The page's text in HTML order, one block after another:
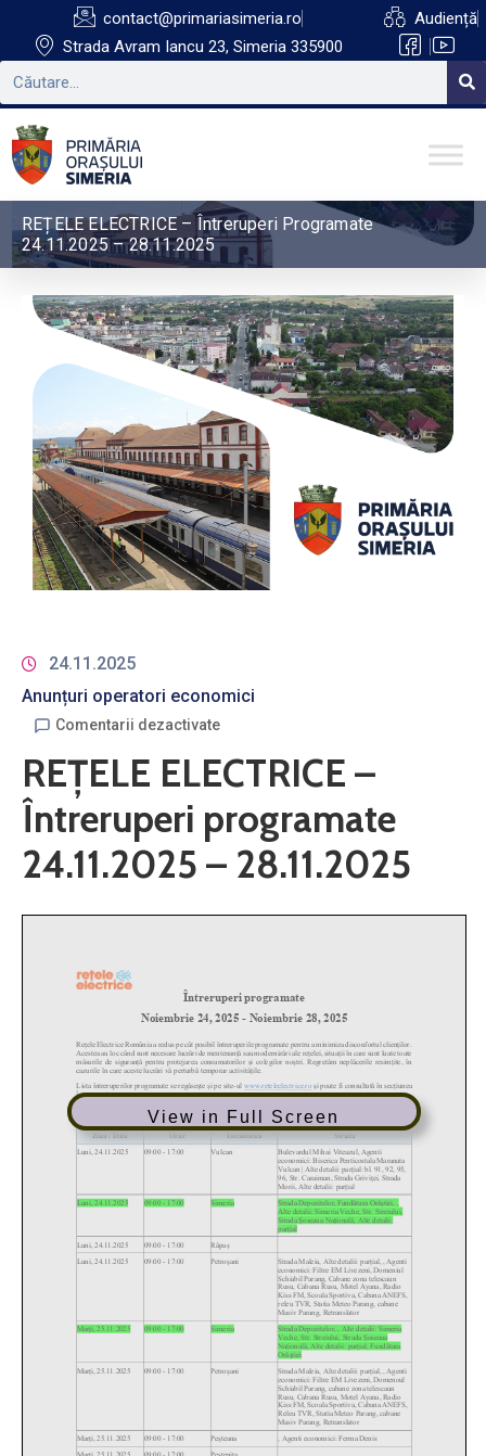
contact@primariasimeria.ro
Strada Avram Iancu 23, Simeria 335900
Audiență
REȚELE ELECTRICE – Întreruperi Programate
24.11.2025 – 28.11.2025
24.11.2025
Anunțuri operatori economici
Comentarii dezactivate
REȚELE ELECTRICE –
Întreruperi programate
24.11.2025 – 28.11.2025
View in Full Screen